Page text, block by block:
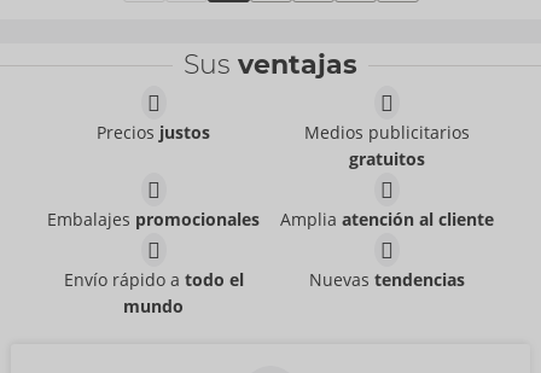
Sus ventajas
Precios justos
Medios publicitarios
gratuitos
Embalajes promocionales Ampliaatención al cliente
Envío rápido a todo el
mundo
Nuevastendencias